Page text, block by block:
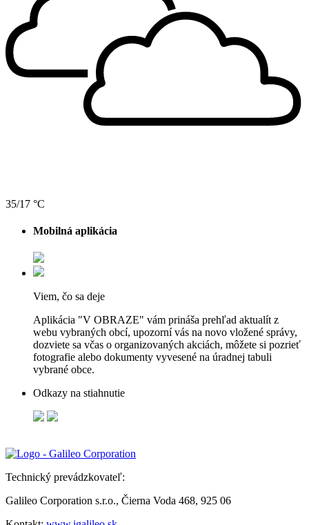
35/17 °C
Mobilná aplikácia
Viem, čo sa deje
Aplikácia "V OBRAZE" vám prináša prehľad aktualít z
webu vybraných obcí, upozorní vás na novo vložené správy,
dozviete sa včas o organizovaných akciách, môžete si pozrieť
fotografie alebo dokumenty vyvesené na úradnej tabuli
vybrané obce.
Odkazy na stiahnutie
Technický prevádzkovateľ:
Galileo Corporation s.r.o., Čierna Voda 468, 925 06